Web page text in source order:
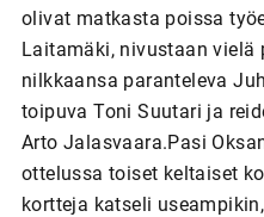
olivat matkasta poissa
Laitamäki, nivustaan vielä
nilkkaansa paranteleva
toipuva Toni Suutari ja
Arto Jalasvaara.Pasi
ottelussa toiset keltaiset
kortteja katseli